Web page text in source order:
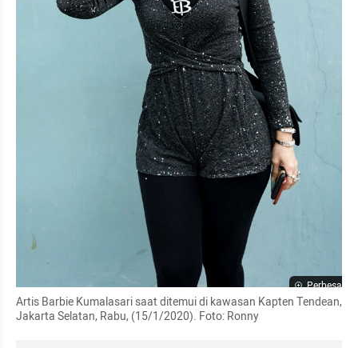
Perbesar
Artis Barbie Kumalasari saat ditemui di kawasan Kapten Tendean,
Jakarta Selatan, Rabu, (15/1/2020). Foto: Ronny